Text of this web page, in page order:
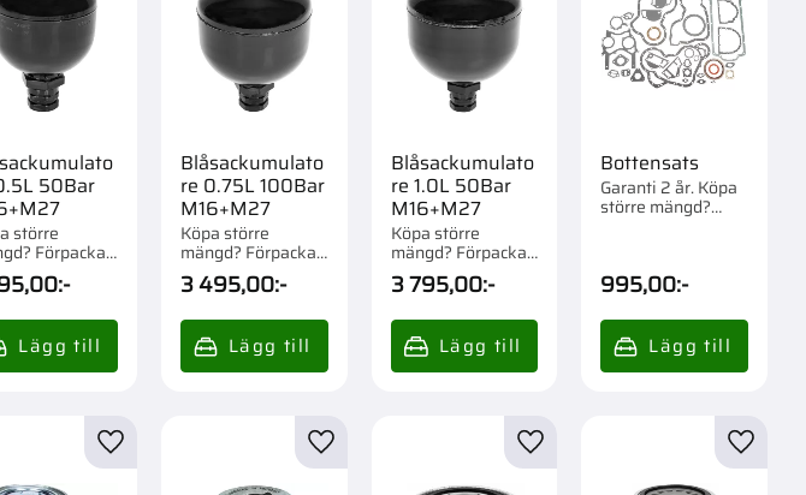
50Bar
större
Förpackad
st. :-
Blåsackumulato
re 0.75L 100Bar
M16+M27
Köpa större
mängd? Förpackad
om 1 st.
3 495,00:-
Blåsackumulato
re 1.0L 50Bar
M16+M27
Köpa större
mängd? Förpackad
om 1 st.
3 795,00:-
Bottensats
Garanti 2 år. Köpa
större mängd?
995,00:-
Lägg till i favoriter Lägg till i favoriter Lägg till i favoriter Lägg